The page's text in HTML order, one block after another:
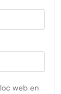
web en